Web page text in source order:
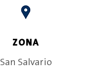
ZONA
San Salvario